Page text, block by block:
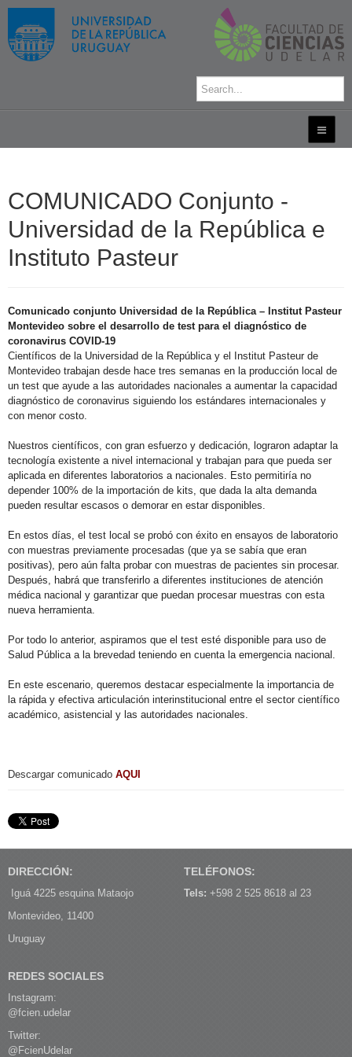
COMUNICADO Conjunto -
Universidad de la República e
Instituto Pasteur
Comunicado conjunto Universidad de la República – Institut Pasteur
Montevideo sobre el desarrollo de test para el diagnóstico de
coronavirus COVID-19
Científicos de la Universidad de la República y el Institut Pasteur de
Montevideo trabajan desde hace tres semanas en la producción local de
un test que ayude a las autoridades nacionales a aumentar la capacidad
diagnóstico de coronavirus siguiendo los estándares internacionales y
con menor costo.
Nuestros científicos, con gran esfuerzo y dedicación, lograron adaptar la
tecnología existente a nivel internacional y trabajan para que pueda ser
aplicada en diferentes laboratorios a nacionales. Esto permitiría no
depender 100% de la importación de kits, que dada la alta demanda
pueden resultar escasos o demorar en estar disponibles.
En estos días, el test local se probó con éxito en ensayos de laboratorio
con muestras previamente procesadas (que ya se sabía que eran
positivas), pero aún falta probar con muestras de pacientes sin procesar.
Después, habrá que transferirlo a diferentes instituciones de atención
médica nacional y garantizar que puedan procesar muestras con esta
nueva herramienta.
Por todo lo anterior, aspiramos que el test esté disponible para uso de
Salud Pública a la brevedad teniendo en cuenta la emergencia nacional.
En este escenario, queremos destacar especialmente la importancia de
la rápida y efectiva articulación interinstitucional entre el sector científico
académico, asistencial y las autoridades nacionales.
Descargar comunicado AQUI
DIRECCIÓN:
Iguá 4225 esquina Mataojo
Montevideo, 11400
Uruguay
TELÉFONOS:
Tels: +598 2 525 8618 al 23
REDES SOCIALES
Instagram:
@fcien.udelar
Twitter:
@FcienUdelar